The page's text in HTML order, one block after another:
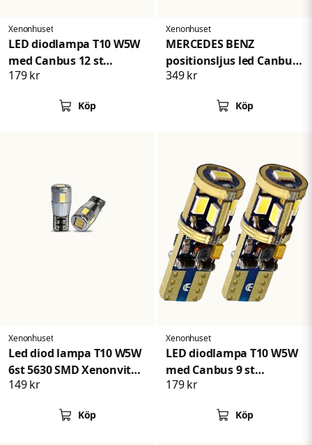
Xenonhuset
LED diodlampa T10 W5W
med Canbus 12 st
Samsung dioder
179 kr
Köp
Xenonhuset
MERCEDES BENZ
positionsljus led Canbus
A207 C207 W212
349 kr
Köp
Xenonhuset
Led diod lampa T10 W5W
6st 5630 SMD Xenonvit
Canbus
149 kr
Köp
Xenonhuset
LED diodlampa T10 W5W
med Canbus 9 st
Samsung dioder
179 kr
Köp